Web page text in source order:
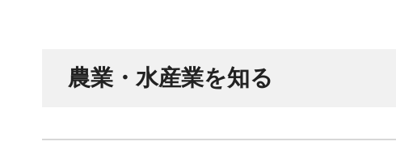
農業・水産業を知る